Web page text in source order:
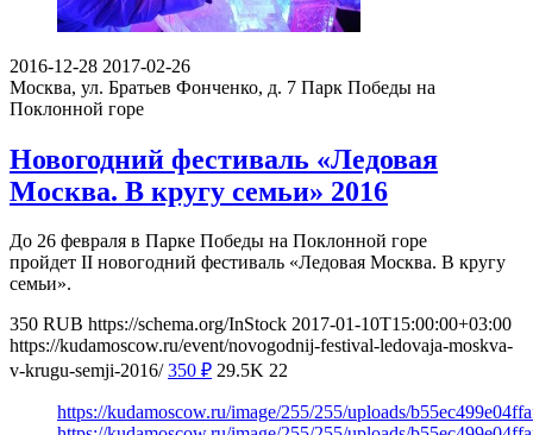
2016-12-28 2017-02-26
Москва, ул. Братьев Фонченко, д. 7 Парк Победы на
Поклонной горе
Новогодний фестиваль «Ледовая
Москва. В кругу семьи» 2016
До 26 февраля в Парке Победы на Поклонной горе
пройдет II новогодний фестиваль «Ледовая Москва. В кругу
семьи».
350 RUB https://schema.org/InStock 2017-01-10T15:00:00+03:00
https://kudamoscow.ru/event/novogodnij-festival-ledovaja-moskva-
v-krugu-semji-2016/ 350 ₽ 29.5K 22
https://kudamoscow.ru/image/255/255/uploads/